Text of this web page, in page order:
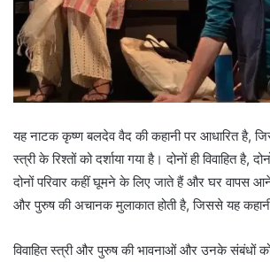
यह नाटक कृष्ण बलदेव वैद की कहानी पर आधारित है,
स्त्री के रिश्तों को दर्शाया गया है। दोनों ही विवाहित है,
दोनों परिवार कहीं घूमने के लिए जाते हैं और घर वापस
और पुरुष की अचानक मुलाकात होती है, जिससे यह
विवाहित स्त्री और पुरुष की भावनाओं और उनके संबंधों